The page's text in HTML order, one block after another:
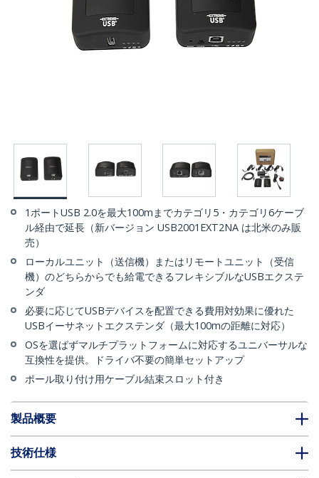
1ポートUSB 2.0を最大100mまでカテゴリ5・カテゴリ6ケーブ
ル経由で延長（新バージョン USB2001EXT2NA は北米のみ販
売）
ローカルユニット（送信機）またはリモートユニット（受信
機）のどちらからでも給電できるフレキシブルなUSBエクステ
ンダ
必要に応じてUSBデバイスを配置できる費用対効果に優れた
USBイーサネットエクステンダ（最大100mの距離に対応）
OSを選ばずマルチプラットフォームに対応するユニバーサルな
互換性を提供。ドライバ不要の簡単セットアップ
ポール取り付け用ケーブル結束スロット付き
製品概要
技術仕様